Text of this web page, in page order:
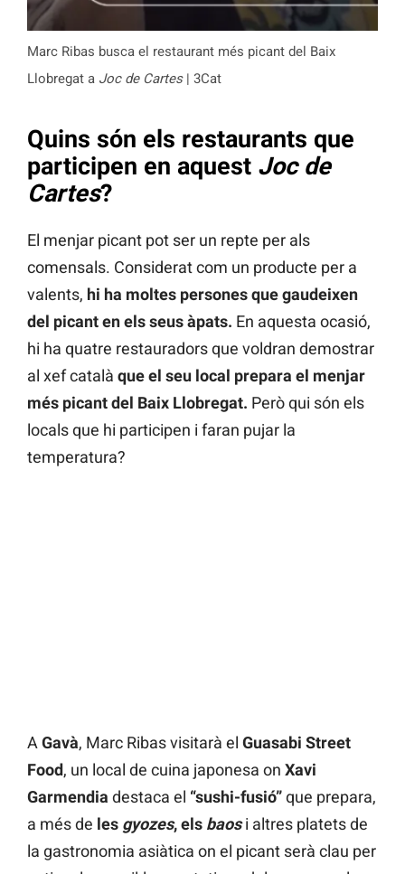
Marc Ribas busca el restaurant més picant del Baix
Llobregat a Joc de Cartes| 3Cat
Quins són els restaurants que
participen en aquest Joc de
Cartes?
El menjar picant pot ser un repte per als
comensals. Considerat com un producte per a
valents, hi ha moltes persones que gaudeixen
del picant en els seus àpats. En aquesta ocasió,
hi ha quatre restauradors que voldran demostrar
al xef català que el seu local prepara el menjar
més picant del Baix Llobregat. Però qui són els
locals que hi participen i faran pujar la
temperatura?
AGavà, Marc Ribas visitarà el Guasabi Street
Food, un local de cuina japonesa on Xavi
Garmendia destaca el “sushi-fusió”que prepara,
a més de les gyozes, els baos i altres platets de
la gastronomia asiàtica on el picant serà clau per